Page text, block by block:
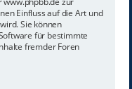
Einfluss auf die Art und
Sie können
für bestimmte
fremder Foren